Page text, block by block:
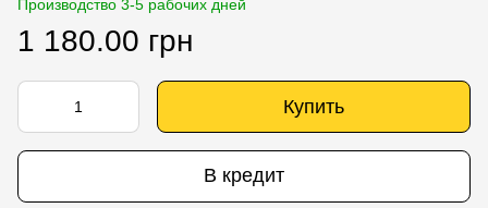
Производство 3-5 рабочих дней
1 180.00 грн
Купить
В кредит